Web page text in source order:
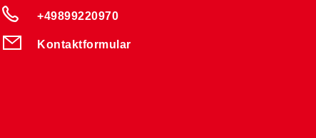
+49899220970
Kontaktformular